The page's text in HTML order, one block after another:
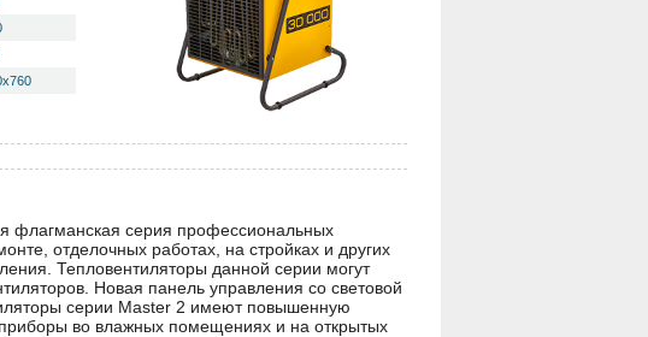
флагманская серия профессиональных
отделочных работах, на стройках и других
Тепловентиляторы данной серии могут
Новая панель управления со световой
серии Master 2 имеют повышенную
во влажных помещениях и на открытых